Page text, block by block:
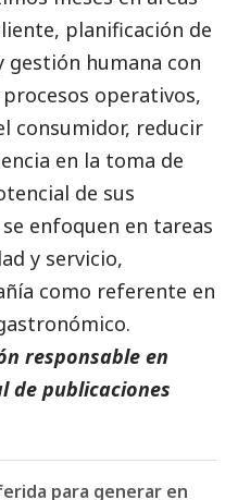
planificación de
gestión humana con
operativos,
consumidor, reducir
en la toma de
de sus
enfoquen en tareas
y servicio,
como referente en
responsable en
de publicaciones
para generar en